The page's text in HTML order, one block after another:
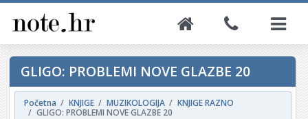
GLIGO: PROBLEMI NOVE GLAZBE 20
Početna KNJIGE MUZIKOLOGIJA
KNJIGE RAZNO
GLIGO: PROBLEMI NOVE GLAZBE 20